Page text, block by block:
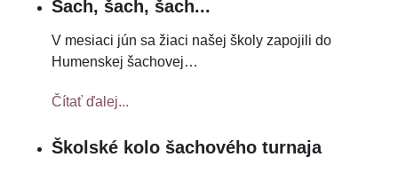
Šach, šach, šach...
V mesiaci jún sa žiaci našej školy zapojili do
Humenskej šachovej…
Čítať ďalej...
Školské kolo šachového turnaja